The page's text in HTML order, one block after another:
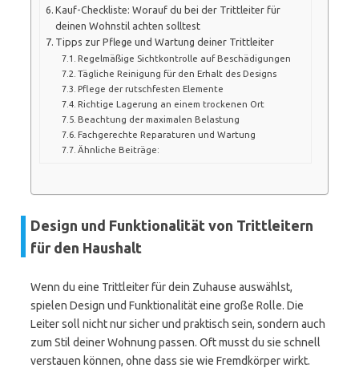
Kauf-Checkliste: Worauf du bei der Trittleiter für
deinen Wohnstil achten solltest
Tipps zur Pflege und Wartung deiner Trittleiter
Regelmäßige Sichtkontrolle auf Beschädigungen
Tägliche Reinigung für den Erhalt des Designs
Pflege der rutschfesten Elemente
Richtige Lagerung an einem trockenen Ort
Beachtung der maximalen Belastung
Fachgerechte Reparaturen und Wartung
Ähnliche Beiträge:
Design und Funktionalität von Trittleitern
für den Haushalt
Wenn du eine Trittleiter für dein Zuhause auswählst,
spielen Design und Funktionalität eine große Rolle. Die
Leiter soll nicht nur sicher und praktisch sein, sondern auch
zum Stil deiner Wohnung passen. Oft musst du sie schnell
verstauen können, ohne dass sie wie Fremdkörper wirkt.